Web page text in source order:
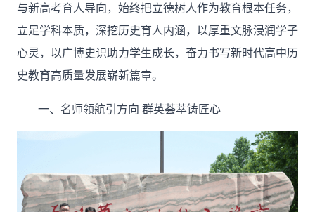
与新高考育人导向，始终把立德树人作为教育根本任务，
立足学科本质，深挖历史育人内涵，以厚重文脉浸润学子
心灵，以广博史识助力学生成长，奋力书写新时代高中历
史教育高质量发展崭新篇章。
一、 名师领航引方向 群英荟萃铸匠心